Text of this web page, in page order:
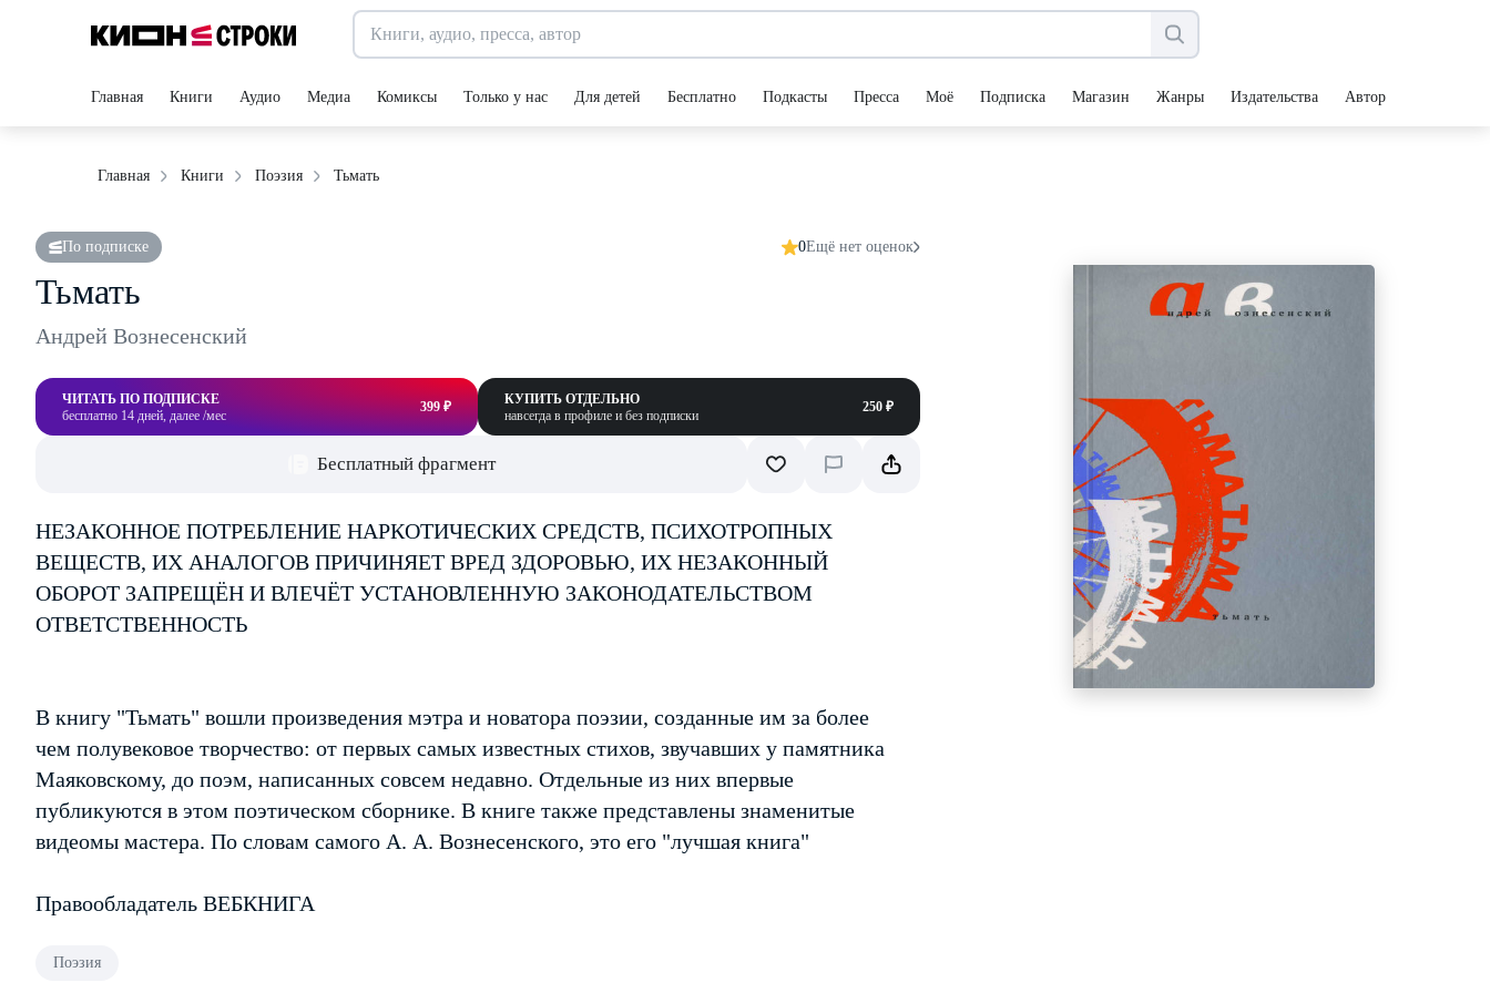
Главная Книги Аудио Медиа Комиксы Только у нас Для детей Бесплатно Подкасты Пресса Моё Подписка Магазин Жанры Издательства Авторы
Главная Книги Поэзия Тьмать
По подписке 0Ещё нет оценок
Тьмать
Андрей Вознесенский
ЧИТАТЬ ПО ПОДПИСКЕ
бесплатно 14 дней, далее /мес
399 ₽
КУПИТЬ ОТДЕЛЬНО
навсегда в профиле и без подписки
250 ₽
Бесплатный фрагмент
НЕЗАКОННОЕ ПОТРЕБЛЕНИЕ НАРКОТИЧЕСКИХ СРЕДСТВ, ПСИХОТРОПНЫХ
ВЕЩЕСТВ, ИХ АНАЛОГОВ ПРИЧИНЯЕТ ВРЕД ЗДОРОВЬЮ, ИХ НЕЗАКОННЫЙ
ОБОРОТ ЗАПРЕЩЁН И ВЛЕЧЁТ УСТАНОВЛЕННУЮ ЗАКОНОДАТЕЛЬСТВОМ
ОТВЕТСТВЕННОСТЬ
В книгу "Тьмать" вошли произведения мэтра и новатора поэзии, созданные им за более
чем полувековое творчество: от первых самых известных стихов, звучавших у памятника
Маяковскому, до поэм, написанных совсем недавно. Отдельные из них впервые
публикуются в этом поэтическом сборнике. В книге также представлены знаменитые
видеомы мастера. По словам самого А. А. Вознесенского, это его "лучшая книга"
Правообладатель ВЕБКНИГА
Поэзия